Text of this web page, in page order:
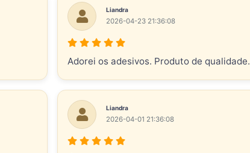
Liandra
2026-04-23 21:36:08
Adorei os adesivos. Produto de qualidade.
Liandra
2026-04-01 21:36:08